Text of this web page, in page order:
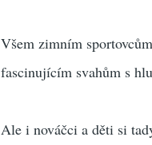
Všem zimním
fascinujícím svahům s
Ale i nováčci a děti si